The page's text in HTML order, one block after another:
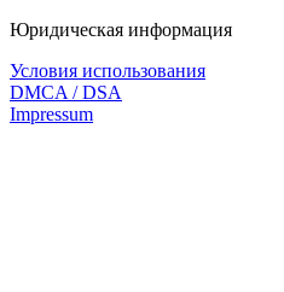
Юридическая информация
Условия использования
DMCA / DSA
Impressum